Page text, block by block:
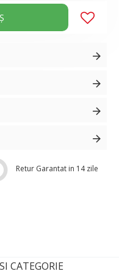
Retur Garantat in 14 zile
CATEGORIE